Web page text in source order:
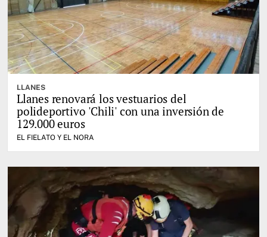
LLANES
Llanes renovará los vestuarios del
polideportivo 'Chili' con una inversión de
129.000 euros
EL FIELATO Y EL NORA